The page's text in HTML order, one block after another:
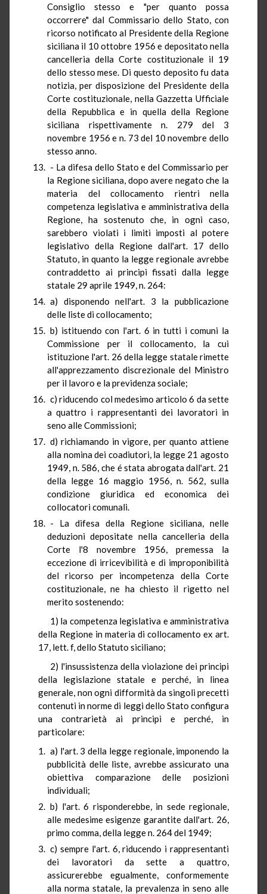
Consiglio stesso e "per quanto possa
occorrere" dal Commissario dello Stato, con
ricorso notificato al Presidente della Regione
siciliana il 10 ottobre 1956 e depositato nella
cancelleria della Corte costituzionale il 19
dello stesso mese. Di questo deposito fu data
notizia, per disposizione del Presidente della
Corte costituzionale, nella Gazzetta Ufficiale
della Repubblica e in quella della Regione
siciliana rispettivamente n. 279 del 3
novembre 1956 e n. 73 del 10 novembre dello
stesso anno.
- La difesa dello Stato e del Commissario per
la Regione siciliana, dopo avere negato che la
materia del collocamento rientri nella
competenza legislativa e amministrativa della
Regione, ha sostenuto che, in ogni caso,
sarebbero violati i limiti imposti al potere
legislativo della Regione dall'art. 17 dello
Statuto, in quanto la legge regionale avrebbe
contraddetto ai principi fissati dalla legge
statale 29 aprile 1949, n. 264:
a) disponendo nell'art. 3 la pubblicazione
delle liste di collocamento;
b) istituendo con l'art. 6 in tutti i comuni la
Commissione per il collocamento, la cui
istituzione l'art. 26 della legge statale rimette
all'apprezzamento discrezionale del Ministro
per il lavoro e la previdenza sociale;
c) riducendo col medesimo articolo 6 da sette
a quattro i rappresentanti dei lavoratori in
seno alle Commissioni;
d) richiamando in vigore, per quanto attiene
alla nomina dei coadiutori, la legge 21 agosto
1949, n. 586, che é stata abrogata dall'art. 21
della legge 16 maggio 1956, n. 562, sulla
condizione giuridica ed economica dei
collocatori comunali.
- La difesa della Regione siciliana, nelle
deduzioni depositate nella cancelleria della
Corte l'8 novembre 1956, premessa la
eccezione di irricevibilità e di improponibilità
del ricorso per incompetenza della Corte
costituzionale, ne ha chiesto il rigetto nel
merito sostenendo:
1) la competenza legislativa e amministrativa
della Regione in materia di collocamento ex art.
17, lett. f, dello Statuto siciliano;
2) l'insussistenza della violazione dei principi
della legislazione statale e perché, in linea
generale, non ogni difformità da singoli precetti
contenuti in norme di leggi dello Stato configura
una contrarietà ai principi e perché, in
particolare:
a) l'art. 3 della legge regionale, imponendo la
pubblicità delle liste, avrebbe assicurato una
obiettiva comparazione delle posizioni
individuali;
b) l'art. 6 risponderebbe, in sede regionale,
alle medesime esigenze garantite dall'art. 26,
primo comma, della legge n. 264 del 1949;
c) sempre l'art. 6, riducendo i rappresentanti
dei lavoratori da sette a quattro,
assicurerebbe egualmente, conformemente
alla norma statale, la prevalenza in seno alle